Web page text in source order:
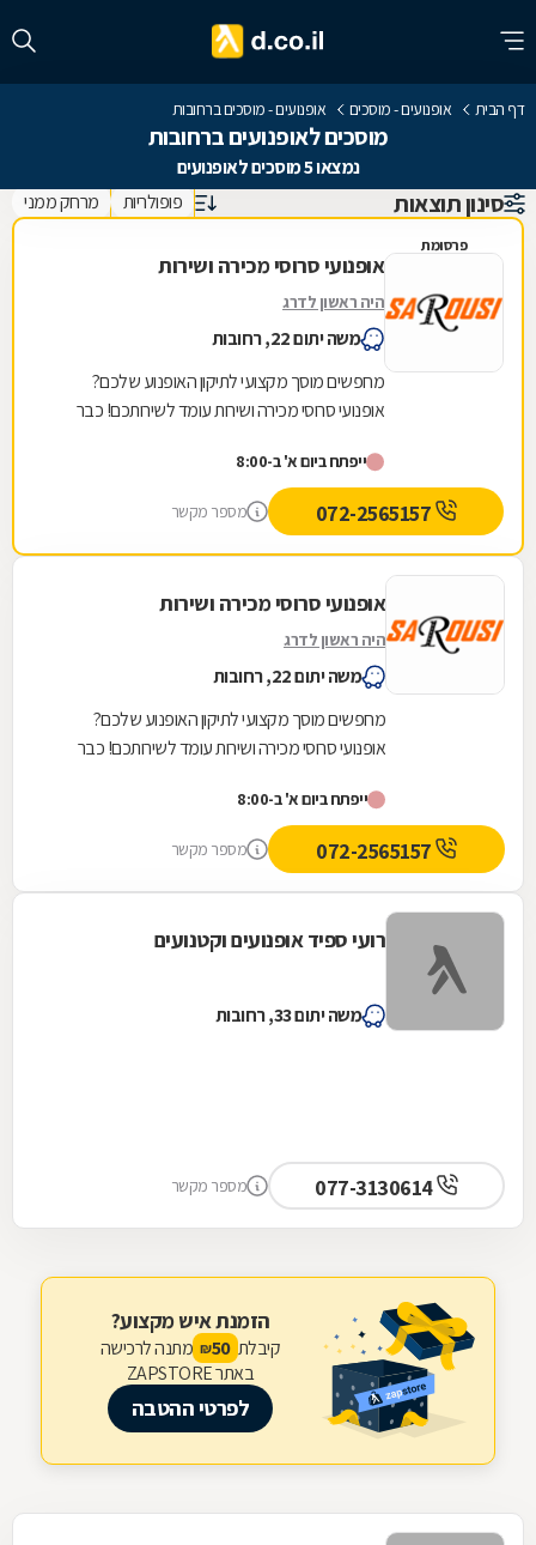
דף הבית אופנועים - מוסכים אופנועים - מוסכים ברחובות
מוסכים לאופנועים ברחובות
נמצאו 5 מוסכים לאופנועים
סינון תוצאות פופולריות מרחק ממני
פרסומת
אופנועי סרוסי מכירה ושירות
היה ראשון לדרג
משה יתום 22, רחובות
מחפשים מוסך מקצועי לתיקון האופנוע שלכם?
אופנועי סרוסי מכירה ושירות עומד לשירותכם! כבר
גג אחת...
ייפתח ביום א' ב-8:00
מספר מקשר
אופנועי סרוסי מכירה ושירות
היה ראשון לדרג
משה יתום 22, רחובות
מחפשים מוסך מקצועי לתיקון האופנוע שלכם?
אופנועי סרוסי מכירה ושירות עומד לשירותכם! כבר
גג אחת...
ייפתח ביום א' ב-8:00
מספר מקשר
רועי ספיד אופנועים וקטנועים
משה יתום 33, רחובות
077-3130614 מספר מקשר
הזמנת איש מקצוע?
קיבלת 50
₪ מתנה לרכישה
באתר ZAPSTORE
לפרטי ההטבה